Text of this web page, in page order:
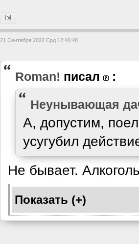
21 Сентября 2022 Срд 12:46:48
Roman! писал :
Heyнывaющая
А, допустим,
усугубил
Не бывает.